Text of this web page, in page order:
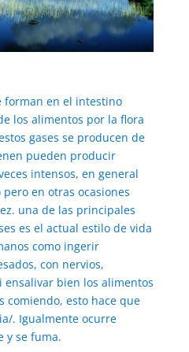
forman en el intestino
los alimentos por la flora
gases se producen de
pueden producir
intensos, en general
en otras ocasiones
una de las principales
es el actual estilo de vida
como ingerir
con nervios,
bien los alimentos
comiendo, esto hace que
. Igualmente ocurre
y se fuma.